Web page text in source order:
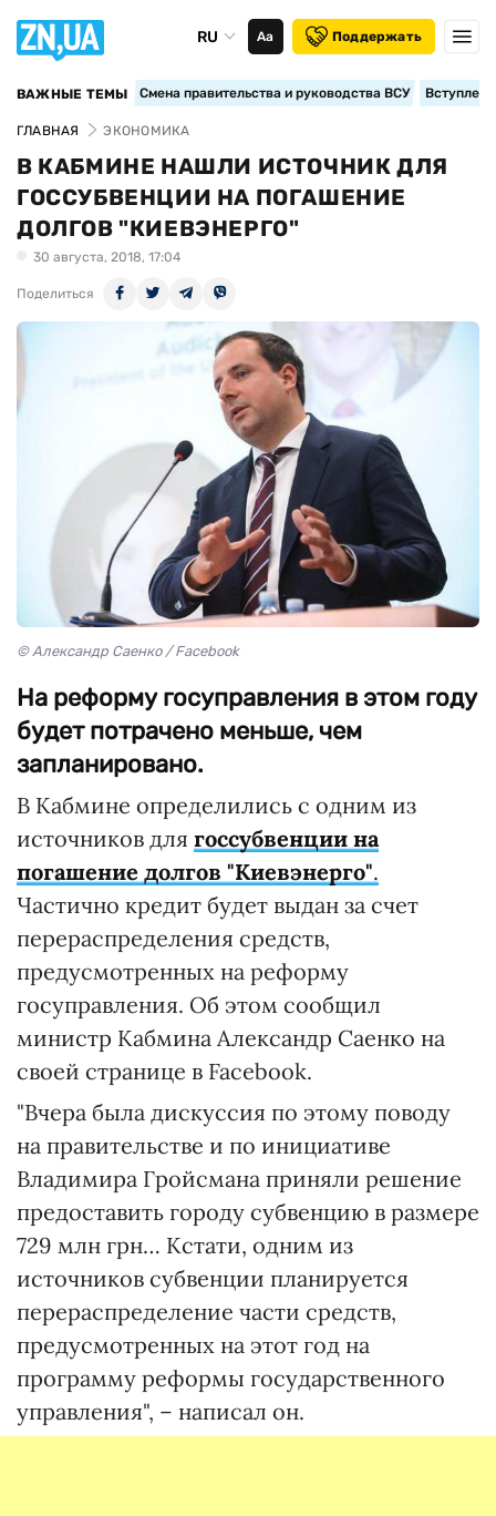
RU Аа Поддержать
ВАЖНЫЕ ТЕМЫ Смена правительства и руководства ВСУ
ГЛАВНАЯ ЭКОНОМИКА
В КАБМИНЕ НАШЛИ ИСТОЧНИК ДЛЯ
ГОССУБВЕНЦИИ НА ПОГАШЕНИЕ
ДОЛГОВ "КИЕВЭНЕРГО"
30 августа, 2018, 17:04
Поделиться
© Александр Саенко / Facebook
На реформу госуправления в этом году
будет потрачено меньше, чем
запланировано.
В Кабмине определились с одним из
источников для госсубвенции на
погашение долгов "Киевэнерго".
Частично кредит будет выдан за счет
перераспределения средств,
предусмотренных на реформу
госуправления. Об этом сообщил
министр Кабмина Александр Саенко на
своей странице в Facebook.
"Вчера была дискуссия по этому поводу
на правительстве и по инициативе
Владимира Гройсмана приняли решение
предоставить городу субвенцию в размере
729 млн грн… Кстати, одним из
источников субвенции планируется
перераспределение части средств,
предусмотренных на этот год на
программу реформы государственного
управления", – написал он.